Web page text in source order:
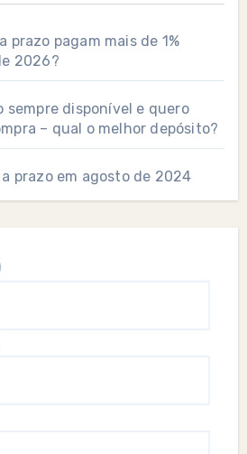
prazo pagam mais de 1%
2026?
sempre disponível e quero
– qual o melhor depósito?
prazo em agosto de 2024